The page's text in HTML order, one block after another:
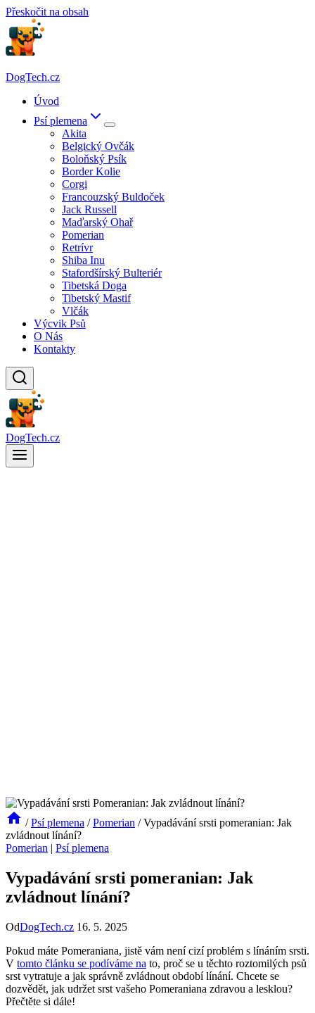
Přeskočit na obsah
DogTech.cz
Úvod
Psí plemena
Akita
Belgický Ovčák
Boloňský Psík
Border Kolie
Corgi
Francouzský Buldoček
Jack Russell
Maďarský Ohař
Pomerian
Retrívr
Shiba Inu
Stafordšírský Bulteriér
Tibetská Doga
Tibetský Mastif
Vlčák
Výcvik Psů
O Nás
Kontakty
DogTech.cz
/ Psí plemena / Pomerian / Vypadávání srsti pomeranian: Jak
zvládnout línání?
Pomerian | Psí plemena
Vypadávání srsti pomeranian: Jak
zvládnout línání?
OdDogTech.cz 16. 5. 2025
Pokud ⁤máte Pomeraniana, jistě vám není cizí problém s línáním srsti.
V tomto článku se podíváme na to, proč se u těchto roztomilých⁢ psů
srst vytratuje a jak správně zvládnout období línání. Chcete se
dozvědět, jak udržet srst vašeho Pomeraniana zdravou a lesklou?
Přečtěte si dále!